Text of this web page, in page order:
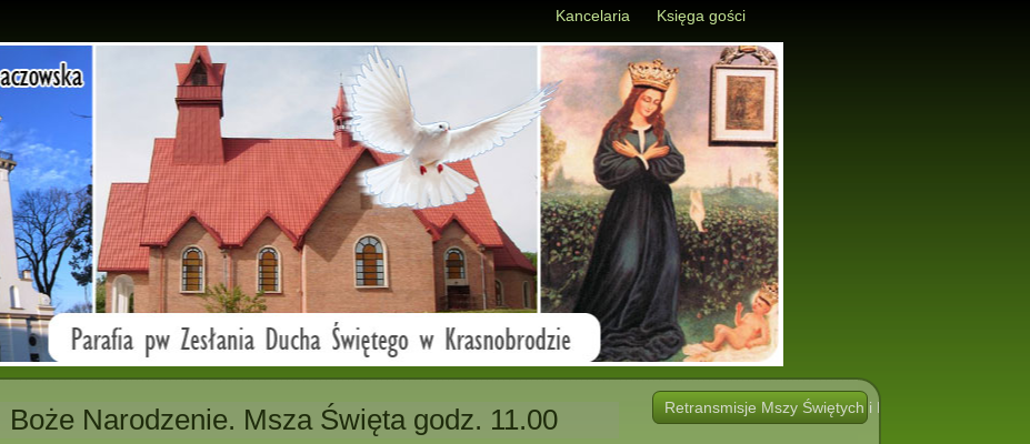
Kancelaria Księga gości
Boże Narodzenie. Msza Święta godz. 11.00 Retransmisje Mszy Świętych i Nabożeństw i innych